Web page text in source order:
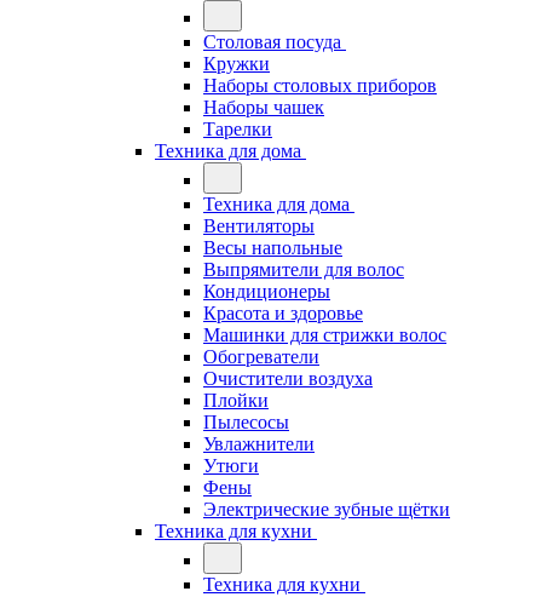
Столовая посуда
Кружки
Наборы столовых приборов
Наборы чашек
Тарелки
Техника для дома
Техника для дома
Вентиляторы
Весы напольные
Выпрямители для волос
Кондиционеры
Красота и здоровье
Машинки для стрижки волос
Обогреватели
Очистители воздуха
Плойки
Пылесосы
Увлажнители
Утюги
Фены
Электрические зубные щётки
Техника для кухни
Техника для кухни